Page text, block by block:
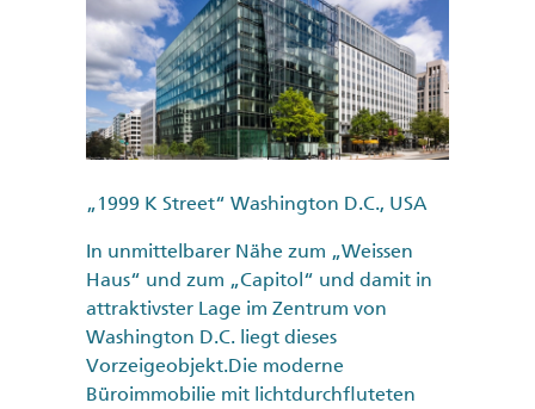
„1999 K Street“ Washington D.C., USA
In unmittelbarer Nähe zum „Weissen
Haus“ und zum „Capitol“ und damit in
attraktivster Lage im Zentrum von
Washington D.C. liegt dieses
Vorzeigeobjekt.Die moderne
Büroimmobilie mit lichtdurchfluteten